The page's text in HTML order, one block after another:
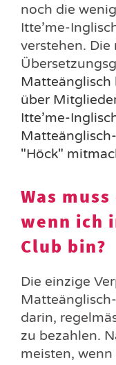
noch die
Itte’me-
verstehen. Die
Matteänglisch
über
Itte’me-
"Höck"
Was
wenn ich
Club bin?
Die einzige
darin,
zu bezahlen.
meisten,